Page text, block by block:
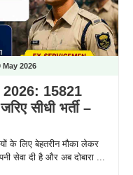
May 2026
15821
सीधी भर्ती –
के लिए बेहतरीन मौका लेकर
सेवा दी है और अब दोबारा ...